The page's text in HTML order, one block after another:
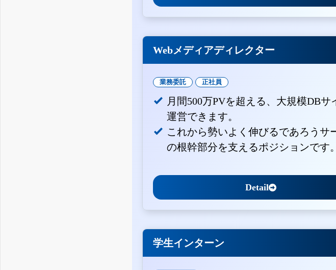
Webメディアディレクター
業務委託 正社員
月間500万PVを超える、大規模DBサ
運営できます。
これから勢いよく伸びるであろうサ
の根幹部分を支えるポジションです。
Detail
学生インターン